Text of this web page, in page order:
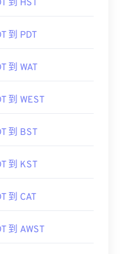
到 HST
到 PDT
到 WAT
到 WEST
到 BST
到 KST
到 CAT
到 AWST